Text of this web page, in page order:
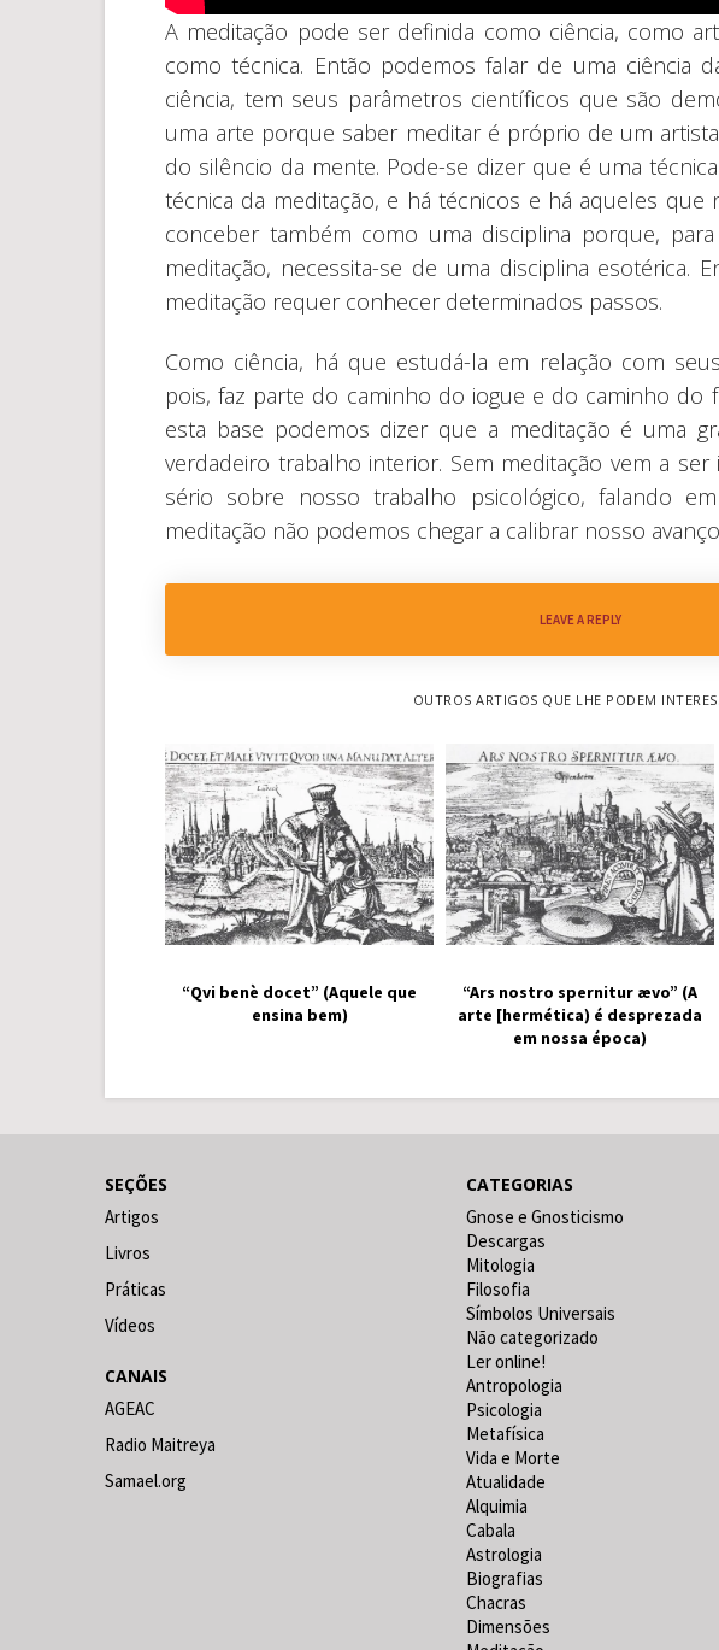
A meditação pode ser definida como ciência, como
como técnica. Então podemos falar de uma ciência
ciência, tem seus parâmetros científicos que são
uma arte porque saber meditar é próprio de um
do silêncio da mente. Pode-se dizer que é uma
técnica da meditação, e há técnicos e há aqueles que
conceber também como uma disciplina porque,
meditação, necessita-se de uma disciplina esotérica.
meditação requer conhecer determinados passos.
Como ciência, há que estudá-la em relação com
pois, faz parte do caminho do iogue e do caminho do
esta base podemos dizer que a meditação é uma
verdadeiro trabalho interior. Sem meditação vem a
sério sobre nosso trabalho psicológico, falando
meditação não podemos chegar a calibrar nosso
LEAVE A REPLY
OUTROS ARTIGOS QUE LHE PODEM
“Qvi benè docet” (Aquele que
ensina bem)
“Ars nostro spernitur ævo” (A
arte [hermética) é desprezada
em nossa época)
SEÇÕES
Artigos
Livros
Práticas
Vídeos
CANAIS
AGEAC
Radio Maitreya
Samael.org
CATEGORIAS
Gnose e Gnosticismo
Descargas
Mitologia
Filosofia
Símbolos Universais
Não categorizado
Ler online!
Antropologia
Psicologia
Metafísica
Vida e Morte
Atualidade
Alquimia
Cabala
Astrologia
Biografias
Chacras
Dimensões